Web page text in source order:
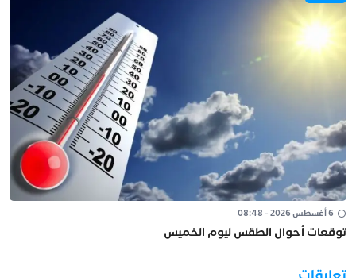
6 أغسطس 2026 - 08:48
توقعات أحوال الطقس ليوم الخميس